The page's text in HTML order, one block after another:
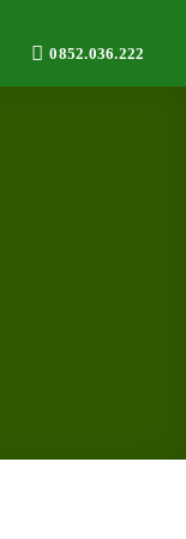
0852.036.222